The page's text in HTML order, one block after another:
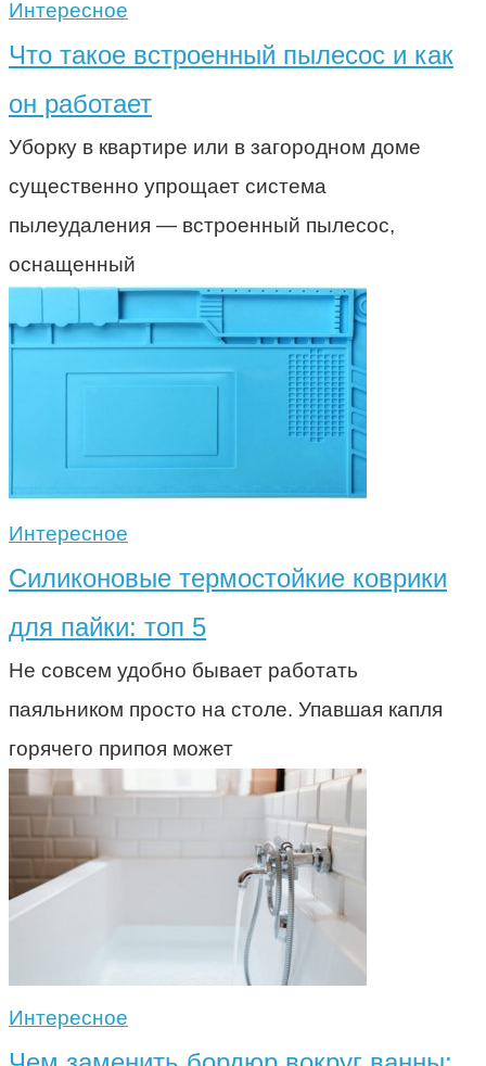
Интересное
Что такое встроенный пылесос и как
он работает
Уборку в квартире или в загородном доме
существенно упрощает система
пылеудаления — встроенный пылесос,
оснащенный
Интересное
Силиконовые термостойкие коврики
для пайки: топ 5
Не совсем удобно бывает работать
паяльником просто на столе. Упавшая капля
горячего припоя может
Интересное